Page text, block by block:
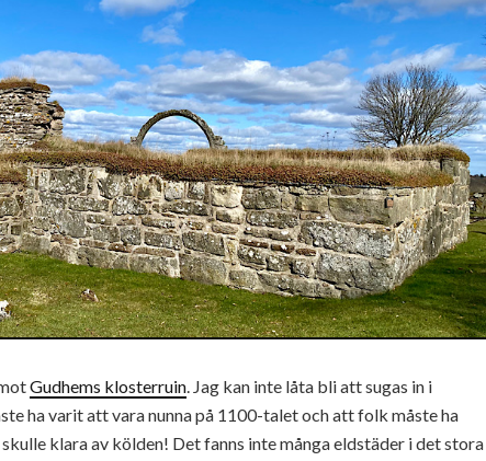
Gudhems klosterruin . Jag kan inte låta bli att sugas in i
ha varit att vara nunna på 1100-talet och att folk måste ha
klara av kölden! Det fanns inte många eldstäder i det stora